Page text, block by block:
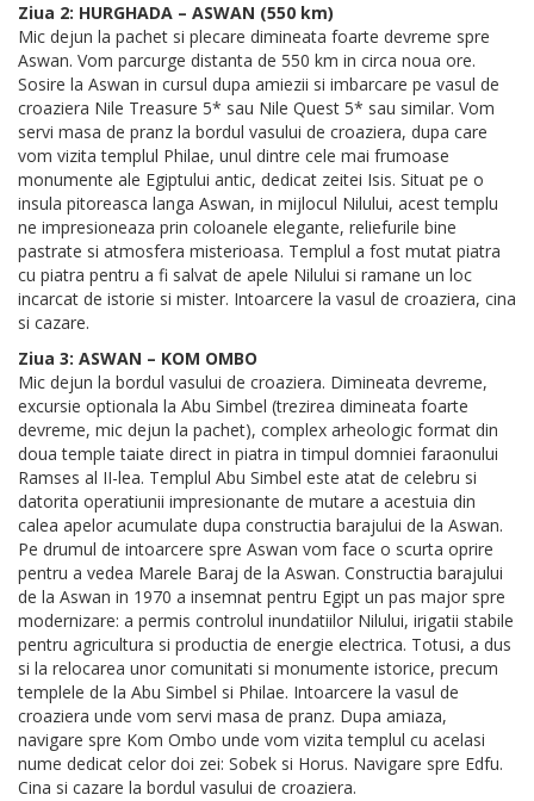
Ziua 2: HURGHADA – ASWAN (550 km)
Mic dejun la pachet si plecare dimineata foarte devreme spre
Aswan. Vom parcurge distanta de 550 km in circa noua ore.
Sosire la Aswan in cursul dupa amiezii si imbarcare pe vasul de
croaziera Nile Treasure 5* sau Nile Quest 5* sau similar. Vom
servi masa de pranz la bordul vasului de croaziera, dupa care
vom vizita templul Philae, unul dintre cele mai frumoase
monumente ale Egiptului antic, dedicat zeitei Isis. Situat pe o
insula pitoreasca langa Aswan, in mijlocul Nilului, acest templu
ne impresioneaza prin coloanele elegante, reliefurile bine
pastrate si atmosfera misterioasa. Templul a fost mutat piatra
cu piatra pentru a fi salvat de apele Nilului si ramane un loc
incarcat de istorie si mister. Intoarcere la vasul de croaziera, cina
si cazare.
Ziua 3: ASWAN – KOM OMBO
Mic dejun la bordul vasului de croaziera. Dimineata devreme,
excursie optionala la Abu Simbel (trezirea dimineata foarte
devreme, mic dejun la pachet), complex arheologic format din
doua temple taiate direct in piatra in timpul domniei faraonului
Ramses al II-lea. Templul Abu Simbel este atat de celebru si
datorita operatiunii impresionante de mutare a acestuia din
calea apelor acumulate dupa constructia barajului de la Aswan.
Pe drumul de intoarcere spre Aswan vom face o scurta oprire
pentru a vedea Marele Baraj de la Aswan. Constructia barajului
de la Aswan in 1970 a insemnat pentru Egipt un pas major spre
modernizare: a permis controlul inundatiilor Nilului, irigatii stabile
pentru agricultura si productia de energie electrica. Totusi, a dus
si la relocarea unor comunitati si monumente istorice, precum
templele de la Abu Simbel si Philae. Intoarcere la vasul de
croaziera unde vom servi masa de pranz. Dupa amiaza,
navigare spre Kom Ombo unde vom vizita templul cu acelasi
nume dedicat celor doi zei: Sobek si Horus. Navigare spre Edfu.
Cina si cazare la bordul vasului de croaziera.